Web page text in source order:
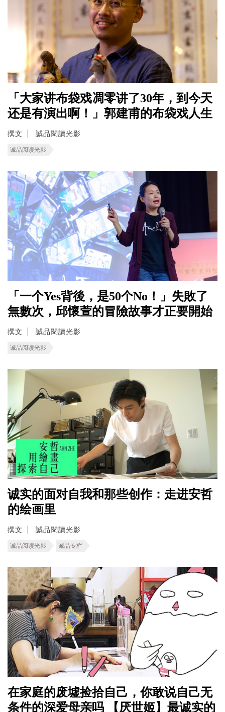
「大家讲布袋戏凋零讲了30年，到今天
还是有演出啊！」郭建甫的布袋戏人生
撰文 誠品閱讀光影
诚品阅读光影
「一个Yes背後，是50个No！」失敗了
無數次，邱懷萱的冒險故事才正要開始
撰文 誠品閱讀光影
诚品阅读光影
诚实的面对自我和那些创作：走进安哲
的绘画里
撰文 誠品閱讀光影
诚品阅读光影 诚品专栏
在家庭的废墟捡拾自己，你敢说自己无
条件的深爱母亲吗 【厌世姬】最诚实的